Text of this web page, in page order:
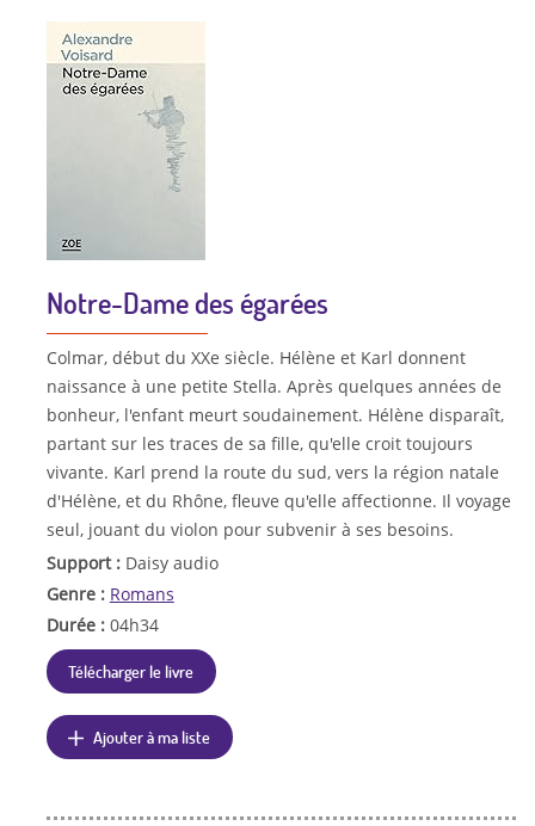
Notre-Dame des égarées
Colmar, début du XXe siècle. Hélène et Karl donnent
naissance à une petite Stella. Après quelques années de
bonheur, l'enfant meurt soudainement. Hélène disparaît,
partant sur les traces de sa fille, qu'elle croit toujours
vivante. Karl prend la route du sud, vers la région natale
d'Hélène, et du Rhône, fleuve qu'elle affectionne. Il voyage
seul, jouant du violon pour subvenir à ses besoins.
Support : Daisy audio
Genre : Romans
Durée : 04h34
Télécharger le livre
Ajouter à ma liste